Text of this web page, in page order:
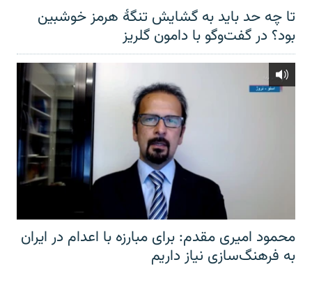
تا چه حد باید به گشایش تنگهٔ هرمز خوشبین
بود؟ در گفت‌وگو با دامون گلریز
محمود امیری مقدم: برای مبارزه با اعدام در ایران
به فرهنگ‌سازی نیاز داریم